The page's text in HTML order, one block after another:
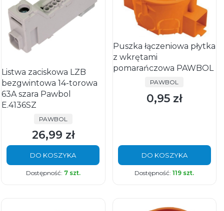
Listwa zaciskowa LZB
bezgwintowa 14-torowa
63A szara Pawbol
E.4136SZ
PRODUCENT
PAWBOL
Cena
26,99 zł
DO KOSZYKA
Dostępność: 7 szt.
Puszka łączeniowa płytka
z wkrętami
pomarańczowa PAWBOL
PRODUCENT
PAWBOL
Cena
0,95 zł
DO KOSZYKA
Dostępność:119 szt.